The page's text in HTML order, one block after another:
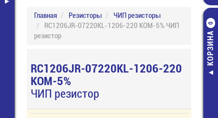
КОРЗИНА
0
Главная Резисторы
ЧИП резисторы
RC1206JR-07220KL-1206-220 КОМ-5% ЧИП
резистор
RC1206JR-07220KL-1206-220
КОМ-5%
ЧИП резистор